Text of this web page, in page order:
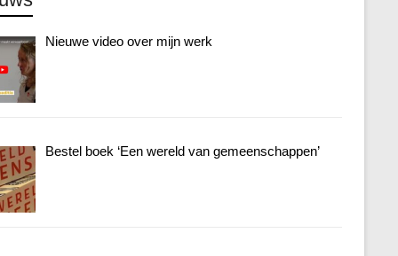
Nieuwe video over mijn werk
Bestel boek ‘Een wereld van gemeenschappen’